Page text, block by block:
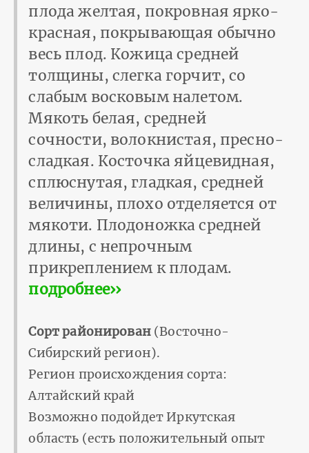
плода желтая, покровная ярко-
красная, пок­рывающая обычно
весь плод. Кожица средней
толщины, слегка горчит, со
слабым восковым налетом.
Мякоть белая, средней
сочности, волокнистая, пресно-
сладкая. Косточка яйцевидная,
сплюснутая, гладкая, средней
величины, плохо отделяется от
мякоти. Плодоножка средней
длины, с непрочным
прикреплением к плодам.
подробнее››
Сорт районирован(Восточно-
Сибирский регион).
Регион происхождения сорта:
Алтайский край
Возможно подойдет Иркутская
область (есть положительный опыт